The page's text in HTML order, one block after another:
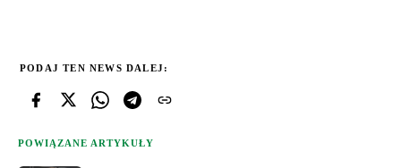
PODAJ TEN NEWS DALEJ:
POWIĄZANE ARTYKUŁY